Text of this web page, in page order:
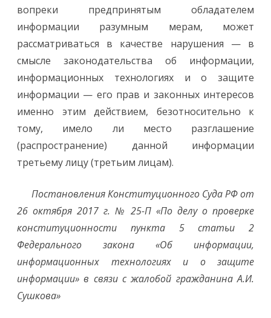
вопреки предпринятым обладателем
информации разумным мерам, может
рассматриваться в качестве нарушения — в
смысле законодательства об информации,
информационных технологиях и о защите
информации — его прав и законных интересов
именно этим действием, безотносительно к
тому, имело ли место разглашение
(распространение) данной информации
третьему лицу (третьим лицам).
Постановления Конституционного Суда РФ от
26 октября 2017 г. № 25-П«По делу о проверке
конституционности пункта 5 статьи 2
Федерального закона «Об информации,
информационных технологиях и о защите
информации» в связи с жалобой гражданина А.И.
Сушкова»